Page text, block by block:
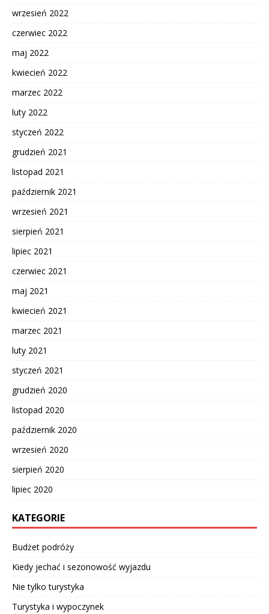
wrzesień 2022
czerwiec 2022
maj 2022
kwiecień 2022
marzec 2022
luty 2022
styczeń 2022
grudzień 2021
listopad 2021
październik 2021
wrzesień 2021
sierpień 2021
lipiec 2021
czerwiec 2021
maj 2021
kwiecień 2021
marzec 2021
luty 2021
styczeń 2021
grudzień 2020
listopad 2020
październik 2020
wrzesień 2020
sierpień 2020
lipiec 2020
KATEGORIE
Budżet podróży
Kiedy jechać i sezonowość wyjazdu
Nie tylko turystyka
Turystyka i wypoczynek